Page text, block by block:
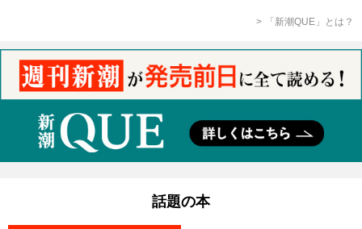
「新潮QUE」とは？
話題の本